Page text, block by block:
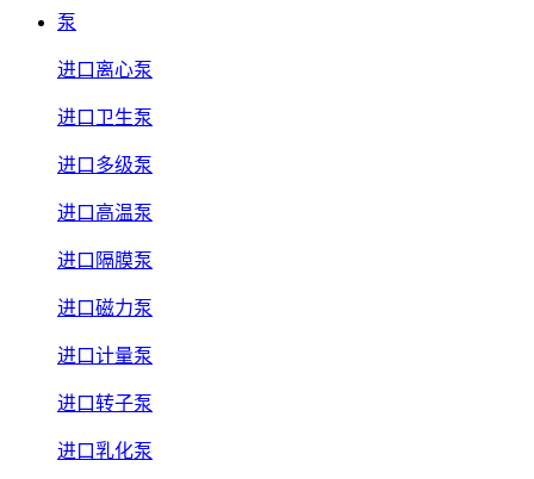
泵
进口离心泵
进口卫生泵
进口多级泵
进口高温泵
进口隔膜泵
进口磁力泵
进口计量泵
进口转子泵
进口乳化泵